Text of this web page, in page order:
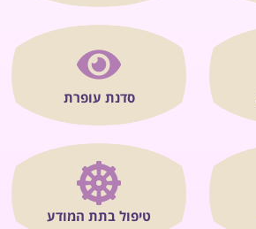
סדנת עופרת
טיפול בתת המודע